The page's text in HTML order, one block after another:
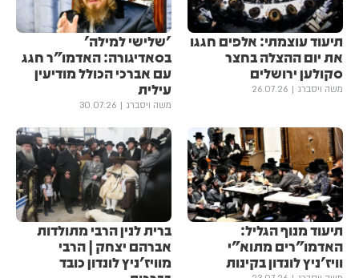
תיעוד עוצמתי: אלפים חגגו
את יום ההצלה בחצר
סקולען ירושלים
משה ויסברג 26.07.26
'שלישי למילה'
בסאדיגורה: האדמו"ר חגג
עם אברכי הכולל מודיעין
עילית
משה ויסברג 30.07.26
תיעוד מנוף הגליל:
האדמו"רים מתוא"י
וויז'ניץ לונדון בקינות
ברית לנין הרבי מתולדות
אברהם יצחק | הרבי
מוויז'ניץ לונדון כובד